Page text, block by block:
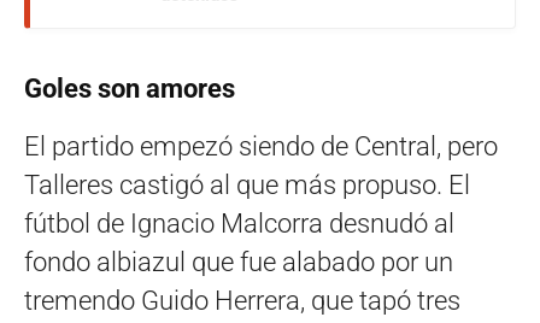
Goles son amores
El partido empezó siendo de Central, pero
Talleres castigó al que más propuso. El
fútbol de Ignacio Malcorra desnudó al
fondo albiazul que fue alabado por un
tremendo Guido Herrera, que tapó tres